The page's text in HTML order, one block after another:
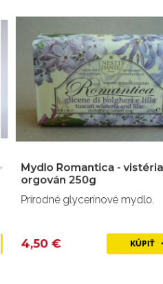
Mydlo Romantica - vistéria a
orgován 250g
Prírodné glycerínové mydlo.
4,50 € KÚPIŤ